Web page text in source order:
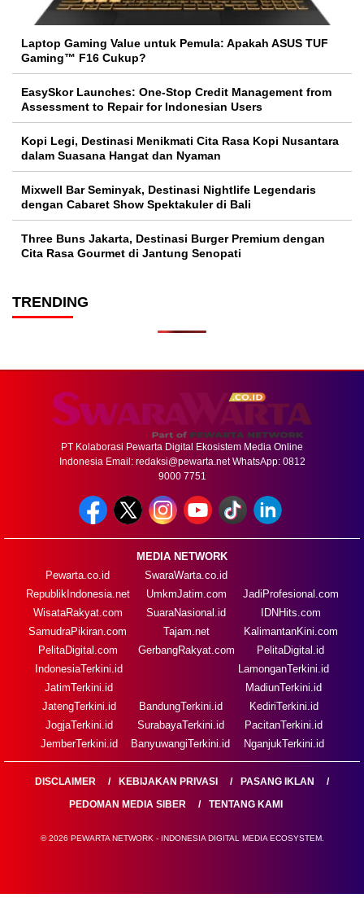
Laptop Gaming Value untuk Pemula: Apakah ASUS TUF
Gaming™ F16 Cukup?
EasySkor Launches: One-Stop Credit Management from
Assessment to Repair for Indonesian Users
Kopi Legi, Destinasi Menikmati Cita Rasa Kopi Nusantara
dalam Suasana Hangat dan Nyaman
Mixwell Bar Seminyak, Destinasi Nightlife Legendaris
dengan Cabaret Show Spektakuler di Bali
Three Buns Jakarta, Destinasi Burger Premium dengan
Cita Rasa Gourmet di Jantung Senopati
TRENDING
PT Kolaborasi Pewarta Digital Ekosistem Media Online
Indonesia Email: redaksi@pewarta.netWhatsApp: 0812
9000 7751
MEDIA NETWORK
Pewarta.co.id
RepublikIndonesia.net
WisataRakyat.com
SamudraPikiran.com
PelitaDigital.com
SwaraWarta.co.id
UmkmJatim.com
SuaraNasional.id
Tajam.net
GerbangRakyat.com
JadiProfesional.com
IDNHits.com
KalimantanKini.com
PelitaDigital.id
IndonesiaTerkini.id
JatimTerkini.id
JatengTerkini.id
JogjaTerkini.id
JemberTerkini.id
BandungTerkini.id
SurabayaTerkini.id
BanyuwangiTerkini.id
LamonganTerkini.id
MadiunTerkini.id
KediriTerkini.id
PacitanTerkini.id
NganjukTerkini.id
DISCLAIMER KEBIJAKAN PRIVASI
PASANG IKLAN
PEDOMAN MEDIA SIBER
TENTANG KAMI
© 2026 PEWARTA NETWORK - INDONESIA DIGITAL MEDIA ECOSYSTEM.